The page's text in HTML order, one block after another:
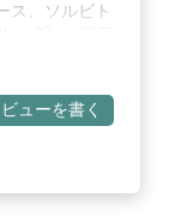
ス、ソルビト
アスコルビ
バ葉エキ
2N
ューを書く